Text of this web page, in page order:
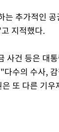
추가적인
지적했다.
사건 등은 대
수의 수사,
또 다른 기